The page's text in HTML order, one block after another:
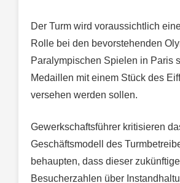
Der Turm wird voraussichtlich
Rolle bei den bevorstehenden
Paralympischen Spielen in Paris
Medaillen mit einem Stück des
versehen werden sollen.
Gewerkschaftsführer kritisieren
Geschäftsmodell des
behaupten, dass dieser zukünftige
Besucherzahlen über